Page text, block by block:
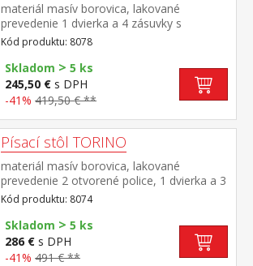
materiál masív borovica, lakované
prevedenie 1 dvierka a 4 zásuvky s
kovovými pojazdmi
Kód produktu: 8078
Skladom > 5 ks
245,50 € s DPH
-41% 419,50 € **
Písací stôl TORINO
materiál masív borovica, lakované
prevedenie 2 otvorené police, 1 dvierka a 3
zásuvky s kovovými pojazdmi výsuv nie je
súčasťou dodávky k stolu je možné dokúpiť
výsuvnú dosku na klávesnicu 8840
Kód produktu: 8074
Skladom > 5 ks
286 € s DPH
-41% 491 € **